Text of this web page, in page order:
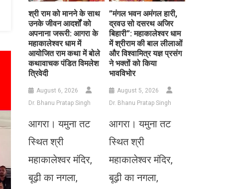
​श्री राम को मानने के साथ
उनके जीवन आदर्शों को
अपनाना जरूरी: आगरा के
महाकालेश्वर धाम में
आयोजित राम कथा में बोले
कथावाचक पंडित विमलेश
त्रिवेदी
August 6, 2026
Dr. Bhanu Pratap Singh
आगरा। यमुना तट
स्थित श्री
महाकालेश्वर मंदिर,
बूढ़ी का नगला,
​”मंगल भवन अमंगल हारी,
द्रवउ सो दसरथ अजिर
बिहारी”: महाकालेश्वर धाम
में श्रीराम की बाल लीलाओं
और विश्वामित्र यज्ञ प्रसंग
ने भक्तों को किया
भावविभोर
August 5, 2026
Dr. Bhanu Pratap Singh
आगरा। यमुना तट
स्थित श्री
महाकालेश्वर मंदिर,
बूढ़ी का नगला,